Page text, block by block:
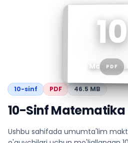
10
PDF
10-sinf PDF 46.5 MB
10-Sinf Matematika
Ushbu sahifada umumta'lim